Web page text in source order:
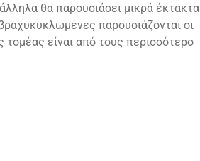
θα παρουσιάσει μικρά έκτακτα
παρουσιάζονται οι
είναι από τους περισσότερο